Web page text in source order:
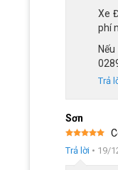
Trắng:
Xanh
Nhờ sự đa
sắc phù hợp,
Khung và
Độ bền của xe
Xe
phí
Trả
Sơn
Được xếp
hạng5 5
Trả lời • 19/